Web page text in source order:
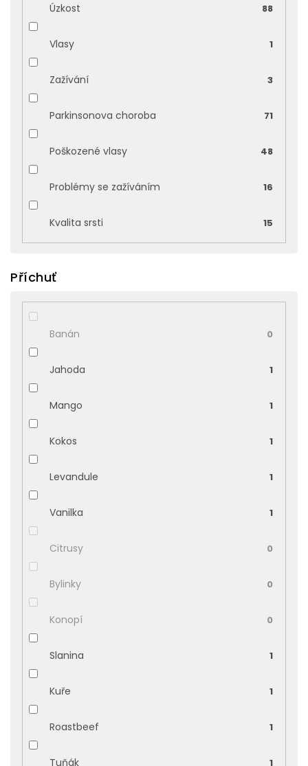
Úzkost 88
Vlasy 1
Zažívání 3
Parkinsonova choroba 71
Poškozené vlasy 48
Problémy se zažíváním 16
Kvalita srsti 15
Příchuť
Banán 0
Jahoda 1
Mango 1
Kokos 1
Levandule 1
Vanilka 1
Citrusy 0
Bylinky 0
Konopí 0
Slanina 1
Kuře 1
Roastbeef 1
Tuňák 1